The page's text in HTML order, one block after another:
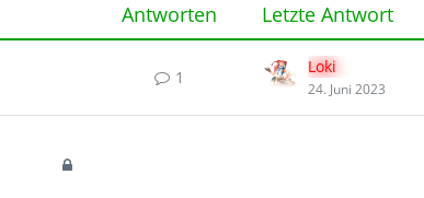
Antworten Letzte Antwort
1
Loki
24. Juni 2023